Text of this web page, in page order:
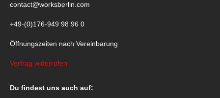
contact@worksberlin.com
+49-(0)176-949 98 96 0
Öffnungszeiten nach Vereinbarung
Vertrag widerrufen
Du findest uns auch auf: